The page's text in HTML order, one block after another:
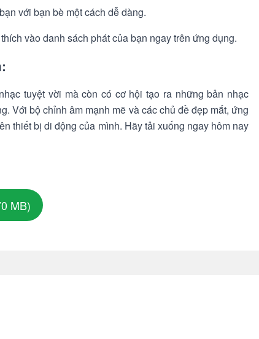
với bạn bè một cách dễ dàng.
vào danh sách phát của bạn ngay trên ứng dụng.
tuyệt vời mà còn có cơ hội tạo ra những bản nhạc
Với bộ chỉnh âm mạnh mẽ và các chủ đề đẹp mắt, ứng
thiết bị di động của mình. Hãy tải xuống ngay hôm nay
MB)